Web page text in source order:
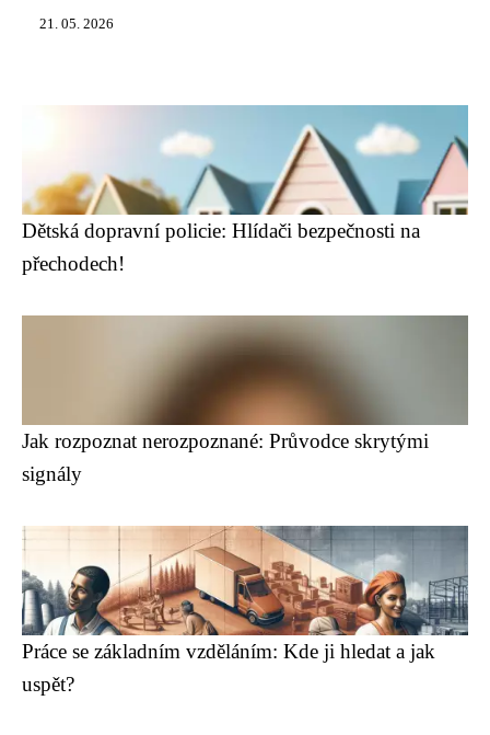
21. 05. 2026
Dětská dopravní policie: Hlídači bezpečnosti na
přechodech!
Jak rozpoznat nerozpoznané: Průvodce skrytými
signály
Práce se základním vzděláním: Kde ji hledat a jak
uspět?